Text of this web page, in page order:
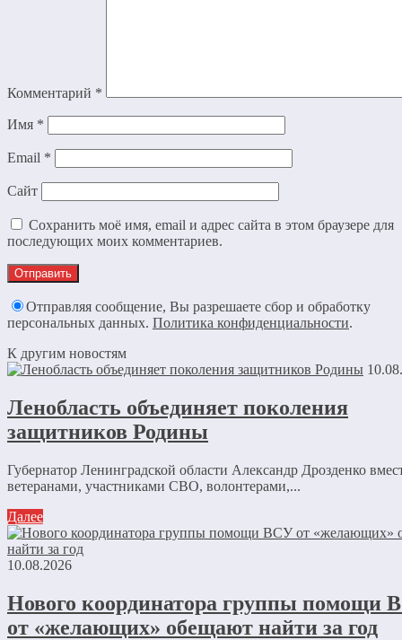
Комментарий *
Имя *
Email *
Сайт
Сохранить моё имя, email и адрес сайта в этом браузере для
последующих моих комментариев.
Отправляя сообщение, Вы разрешаете сбор и обработку
персональных данных. Политика конфиденциальности.
К другим новостям
Ленобласть объединяет поколения
защитников Родины
Губернатор Ленинградской области Александр Дрозденко
ветеранами, участниками СВО, волонтерами,...
Далее
10.08.2026
Нового координатора группы помощи
от «желающих» обещают найти за год